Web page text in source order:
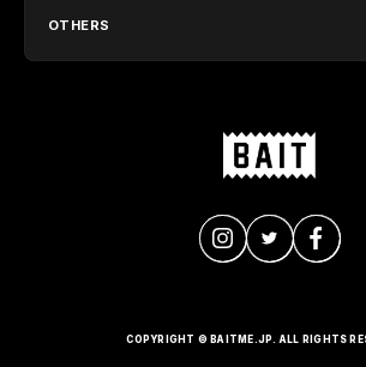
OTHERS
COPYRIGHT © BAITME.JP. ALL RIGHTS